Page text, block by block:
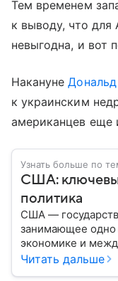
Тем временем
к выводу, что для
невыгодна, и вот
Накануне
к украинским
американцев еще
Узнать больше по
США:
политика
США —
занимающее одно
экономике и
материале —
Читать дальше